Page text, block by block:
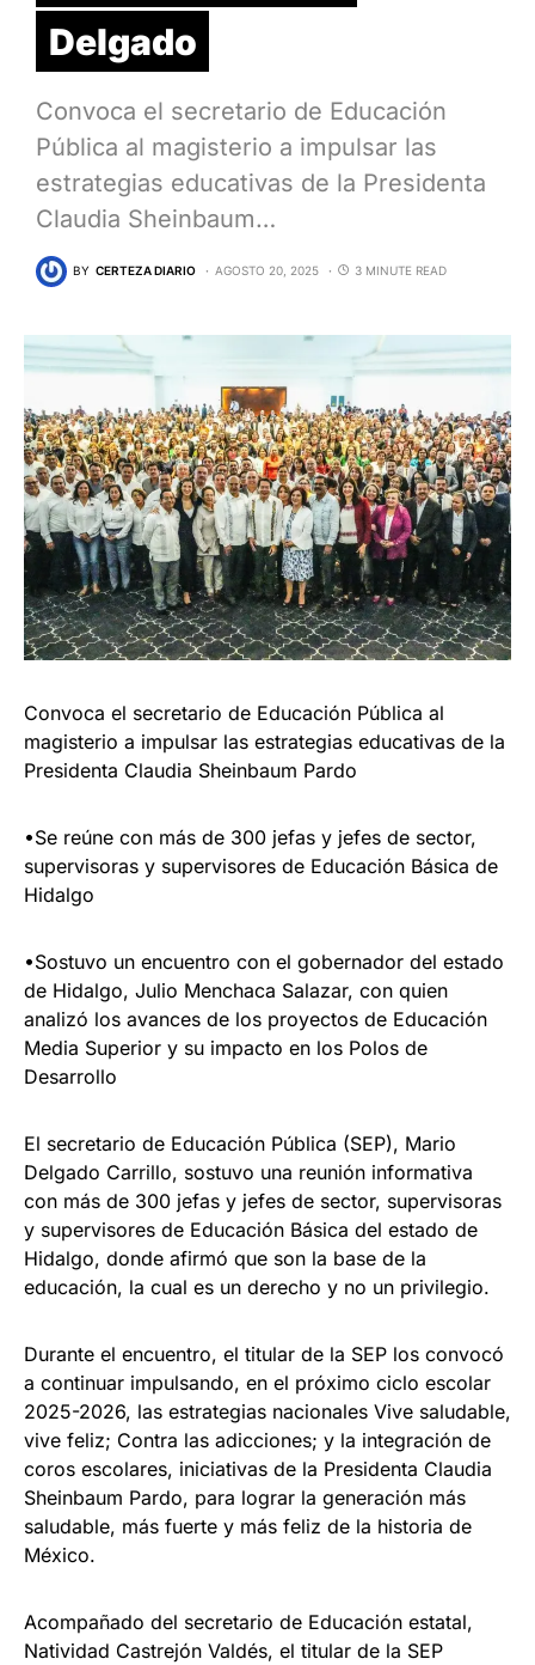
Delgado
Convoca el secretario de Educación
Pública al magisterio a impulsar las
estrategias educativas de la Presidenta
Claudia Sheinbaum…
BY CERTEZA DIARIO AGOSTO 20, 2025 3 MINUTE READ
Convoca el secretario de Educación Pública al
magisterio a impulsar las estrategias educativas de la
Presidenta Claudia Sheinbaum Pardo
•Se reúne con más de 300 jefas y jefes de sector,
supervisoras y supervisores de Educación Básica de
Hidalgo
•Sostuvo un encuentro con el gobernador del estado
de Hidalgo, Julio Menchaca Salazar, con quien
analizó los avances de los proyectos de Educación
Media Superior y su impacto en los Polos de
Desarrollo
El secretario de Educación Pública (SEP), Mario
Delgado Carrillo, sostuvo una reunión informativa
con más de 300 jefas y jefes de sector, supervisoras
y supervisores de Educación Básica del estado de
Hidalgo, donde afirmó que son la base de la
educación, la cual es un derecho y no un privilegio.
Durante el encuentro, el titular de la SEP los convocó
a continuar impulsando, en el próximo ciclo escolar
2025-2026, las estrategias nacionales Vive saludable,
vive feliz; Contra las adicciones; y la integración de
coros escolares, iniciativas de la Presidenta Claudia
Sheinbaum Pardo, para lograr la generación más
saludable, más fuerte y más feliz de la historia de
México.
Acompañado del secretario de Educación estatal,
Natividad Castrejón Valdés, el titular de la SEP